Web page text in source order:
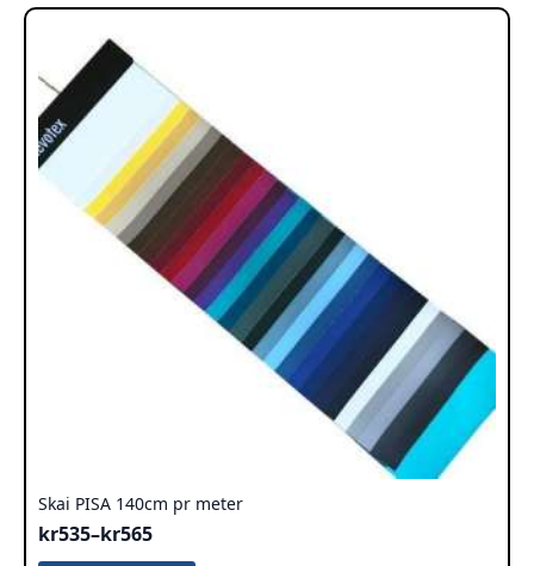
varianter.
Alternativene
velges
på
produktsiden
Skai PISA 140cm pr meter
kr535–kr565
Prisområde: